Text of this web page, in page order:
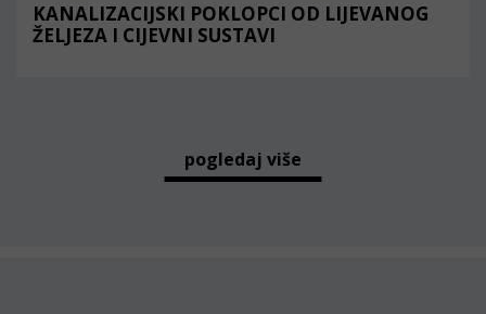
KANALIZACIJSKI POKLOPCI OD LIJEVANOG
ŽELJEZA I CIJEVNI SUSTAVI
pogledaj više